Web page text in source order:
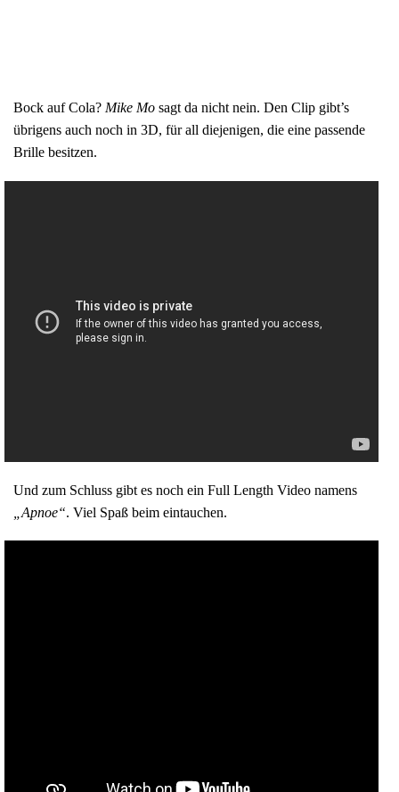
Bock auf Cola? Mike Mo sagt da nicht nein. Den Clip gibt’s
übrigens auch noch in 3D, für all diejenigen, die eine passende
Brille besitzen.
Und zum Schluss gibt es noch ein Full Length Video namens
„Apnoe“. Viel Spaß beim eintauchen.